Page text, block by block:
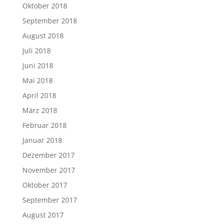
Oktober 2018
September 2018
August 2018
Juli 2018
Juni 2018
Mai 2018
April 2018
März 2018
Februar 2018
Januar 2018
Dezember 2017
November 2017
Oktober 2017
September 2017
August 2017